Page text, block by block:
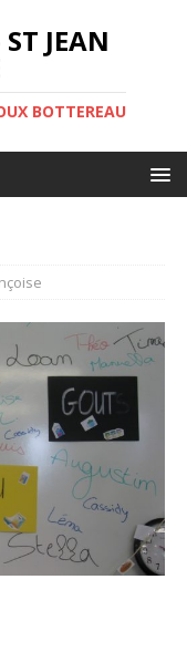
JEAN
BOTTEREAU